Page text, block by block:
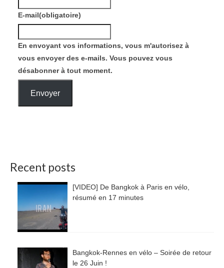
E-mail(obligatoire)
En envoyant vos informations, vous m'autorisez à
vous envoyer des e-mails. Vous pouvez vous
désabonner à tout moment.
Envoyer
Recent posts
[VIDEO] De Bangkok à Paris en vélo,
résumé en 17 minutes
Bangkok-Rennes en vélo – Soirée de retour
le 26 Juin !